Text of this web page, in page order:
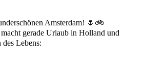
Amsterdam! 🌷🚲
gerade Urlaub in Holland und
Lebens: